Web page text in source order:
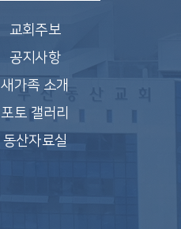
교회주보
공지사항
새가족 소개
포토 갤러리
동산자료실